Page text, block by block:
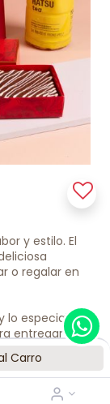
Carro
y estilo. El
o regalar en
lo especial,
entregar y